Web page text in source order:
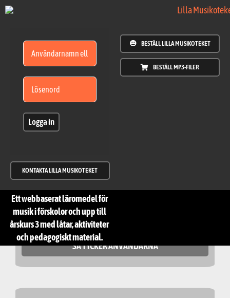
Fortsätt
Logga in
BESTÄLL LILLA MUSIKOTEKET
BESTÄLL MP3-FILER
KONTAKTA LILLA MUSIKOTEKET
Ett webbaserat läromedel för
musik i förskolor och upp till
årskurs 3 med låtar, aktiviteter
och pedagogiskt material.
SÅ TYCKER ANVÄNDARNA